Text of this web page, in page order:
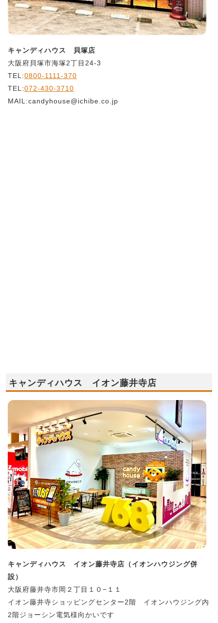
キャンディハウス 貝塚店
大阪府貝塚市海塚2丁目24-3
TEL:0800-1111-370
TEL:072-430-3710
MAIL:candyhouse@ichibe.co.jp
キャンディハウス イオン藤井寺店
キャンディハウス イオン藤井寺店（イオンハウジング併
設）
大阪府藤井寺市岡２丁目１０−１１
イオン藤井寺ショッピングセンター2階 イオンハウジング内
2階ジョーシン電気様向かいです